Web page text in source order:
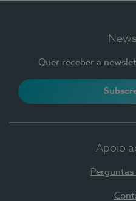
Quer receber a
Apoio